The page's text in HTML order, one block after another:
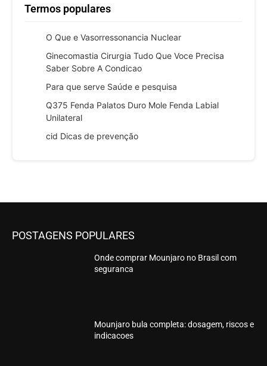
Termos populares
O Que e Vasorressonancia Nuclear
Ginecomastia Cirurgia Tudo Que Voce Precisa
Saber Sobre A Condicao
Para que serve Saúde e pesquisa
Q375 Fenda Palatos Duro Mole Fenda Labial
Unilateral
cid Dicas de prevenção
POSTAGENS POPULARES
Onde comprar Mounjaro no Brasil com
seguranca
Mounjaro bula completa: dosagem, riscos e
indicacoes